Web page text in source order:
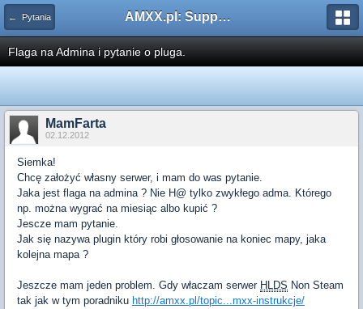
← Pytania AMXX.pl: Support AMX Mod X i SourceMod
Flaga na Admina i pytanie o pluga.
MamFarta
02.12.2012
Siemka!
Chcę założyć własny serwer, i mam do was pytanie.
Jaka jest flaga na admina ? Nie H@ tylko zwykłego adma. Którego
np. można wygrać na miesiąc albo kupić ?
Jescze mam pytanie.
Jak się nazywa plugin który robi głosowanie na koniec mapy, jaka
kolejna mapa ?
Jeszcze mam jeden problem. Gdy właczam serwer HLDS Non Steam
tak jak w tym poradniku http://amxx.pl/topic...mxx-instrukcje/